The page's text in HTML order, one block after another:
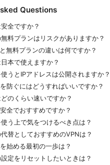
Questions
全ですか？
料プランはリスクがありますか？
無料プランの違いは何ですか？
本で使えますか？
うとIPアドレスは公開されますか？
防ぐにはどうすればいいですか？
のくらい速いですか？
全でおすすめですか？
う上で気をつけるべき点は？
替としておすすめのVPNは？
始める最初の一歩は？
定をリセットしたいときは？